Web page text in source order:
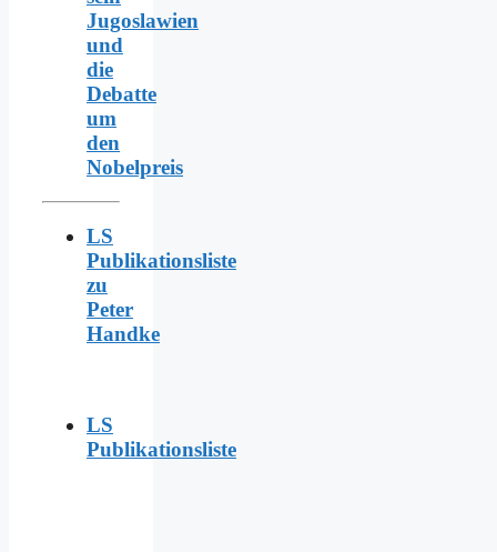
Jugoslawien
und
die
Debatte
um
den
Nobelpreis
LS
Publikationsliste
zu
Peter
Handke
LS
Publikationsliste